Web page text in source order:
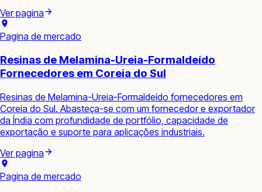
Ver pagina
Pagina de mercado
Resinas de Melamina-Ureia-Formaldeído
Fornecedores em Coreia do Sul
Resinas de Melamina-Ureia-Formaldeído fornecedores em
Coreia do Sul. Abasteça-se com um fornecedor e exportador
da Índia com profundidade de portfólio, capacidade de
exportação e suporte para aplicações industriais.
Ver pagina
Pagina de mercado